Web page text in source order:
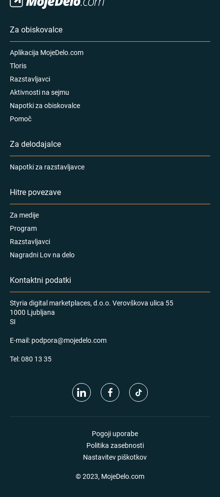
Za obiskovalce
Aplikacija MojeDelo.com
Tloris
Razstavljavci
Aktivnosti na sejmu
Napotki za obiskovalce
Pomoč
Za delodajalce
Napotki za razstavljavce
Hitre povezave
Za medije
Program
Razstavljavci
Nagradni Lov na delo
Kontaktni podatki
Styria digital marketplaces, d.o.o. Verovškova ulica 55
1000 Ljubljana
SI
E-mail: podpora@mojedelo.com
Tel:080 13 35
Pogoji uporabe
Politika zasebnosti
Nastavitev piškotkov
© 2023, MojeDelo.com